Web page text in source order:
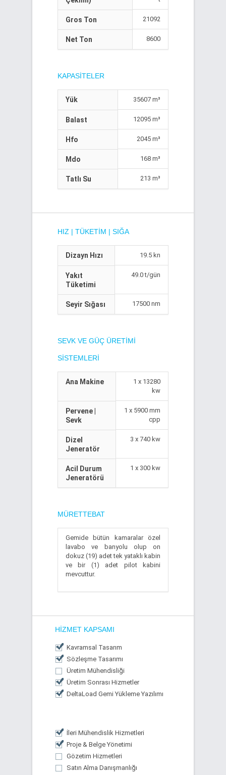
Gros Ton 21092
Net Ton 8600
KAPASITELER
Yük 35607 m³
Balast 12095 m³
Hfo 2045 m³
Mdo 168 m³
Tatlı Su 213 m³
HIZ | TÜKETIM | SIĞA
Dizayn Hızı 19.5 kn
Yakıt
Tüketimi
49.0 t/gün
Seyir Sığası 17500 nm
SEVK VE GÜÇ ÜRETIMI
SISTEMLERI
Ana Makine
1 x 13280
kw
Pervene |
Sevk
1 x 5900 mm
cpp
Dizel
Jeneratör
3 x 740 kw
Acil Durum
Jeneratörü
1 x 300 kw
MÜRETTEBAT
Gemide bütün kamaralar özel
lavabo ve banyolu olup on
dokuz (19) adet tek yataklı kabin
ve bir (1) adet pilot kabini
mevcuttur.
HIZMET KAPSAMI
Kavramsal Tasarım
Sözleşme Tasarımı
Üretim Mühendisliği
Üretim Sonrası Hizmetler
DeltaLoad Gemi Yükleme Yazılımı
İleri Mühendislik Hizmetleri
Proje & Belge Yönetimi
Gözetim Hizmetleri
Satın Alma Danışmanlığı